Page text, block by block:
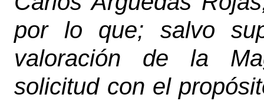
por lo que; salvo
valoración de la
solicitud con el